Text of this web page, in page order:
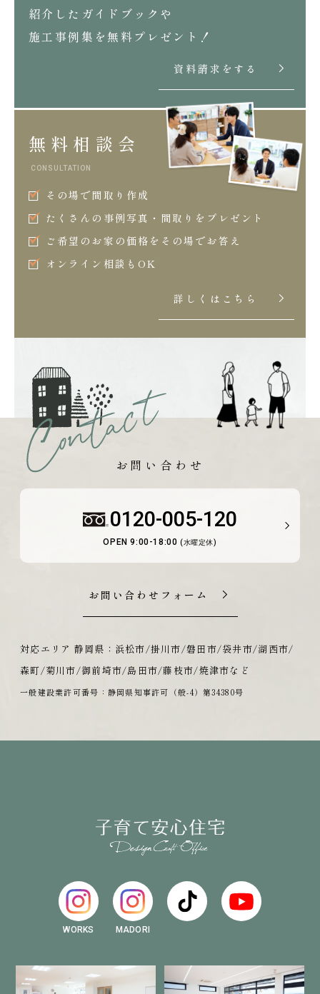
紹介したガイドブックや
施工事例集を無料プレゼント！
資料請求をする
無料相談会
CONSULTATION
その場で間取り作成
たくさんの事例写真・間取りをプレゼント
ご希望のお家の価格をその場でお答え
オンライン相談もOK
詳しくはこちら
お問い合わせ
0120-005-120
OPEN 9:00-18:00 (水曜定休)
お問い合わせフォーム
対応エリア 静岡県：浜松市/掛川市/磐田市/袋井市/湖西市/
森町/菊川市/御前埼市/島田市/藤枝市/焼津市など
一般建設業許可番号：静岡県知事許可（般-4）第34380号
WORKS MADORI